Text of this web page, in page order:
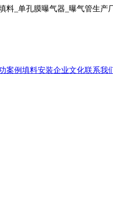
_单孔膜曝气器_曝气管生产
案例填料安装企业文化联系我